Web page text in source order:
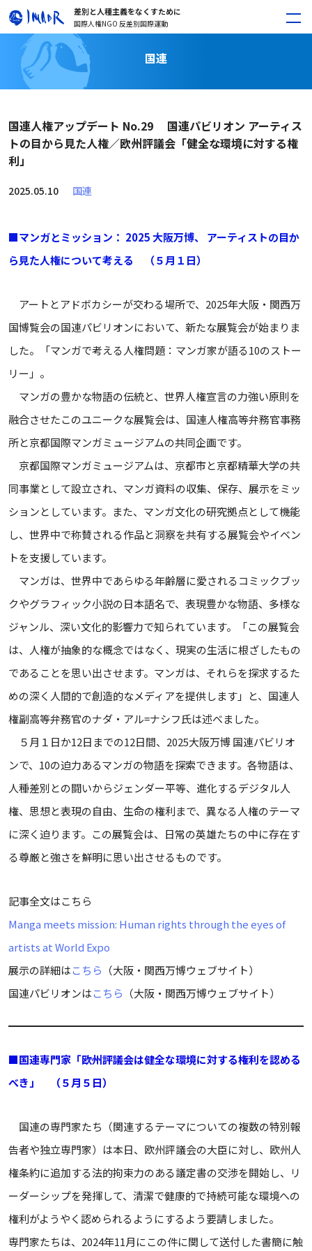
差別と人種主義をなくすために
国際人権NGO 反差別国際運動
国連
国連人権アップデート No.29 国連パビリオン アーティス
トの目から見た人権／欧州評議会「健全な環境に対する権
利」
2025.05.10 国連
■マンガとミッション： 2025 大阪万博、 アーティストの目か
ら見た人権について考える （５月１日）
アートとアドボカシーが交わる場所で、2025年大阪・関西万
国博覧会の国連パビリオンにおいて、新たな展覧会が始まりま
した。「マンガで考える人権問題：マンガ家が語る10のストー
リー」。
マンガの豊かな物語の伝統と、世界人権宣言の力強い原則を
融合させたこのユニークな展覧会は、国連人権高等弁務官事務
所と京都国際マンガミュージアムの共同企画です。
京都国際マンガミュージアムは、京都市と京都精華大学の共
同事業として設立され、マンガ資料の収集、保存、展示をミッ
ションとしています。また、マンガ文化の研究拠点として機能
し、世界中で称賛される作品と洞察を共有する展覧会やイベン
トを支援しています。
マンガは、世界中であらゆる年齢層に愛されるコミックブッ
クやグラフィック小説の日本語名で、表現豊かな物語、多様な
ジャンル、深い文化的影響力で知られています。「この展覧会
は、人権が抽象的な概念ではなく、現実の生活に根ざしたもの
であることを思い出させます。マンガは、それらを探求するた
めの深く人間的で創造的なメディアを提供します」と、国連人
権副高等弁務官のナダ・アル=ナシフ氏は述べました。
５月１日か12日までの12日間、2025大阪万博 国連パビリオ
ンで、10の迫力あるマンガの物語を探索できます。各物語は、
人種差別との闘いからジェンダー平等、進化するデジタル人
権、思想と表現の自由、生命の権利まで、異なる人権のテーマ
に深く迫ります。この展覧会は、日常の英雄たちの中に存在す
る尊厳と強さを鮮明に思い出させるものです。
記事全文はこちら
Manga meets mission: Human rights through the eyes of
artists at World Expo
展示の詳細はこちら （大阪・関西万博ウェブサイト）
国連パビリオンはこちら （大阪・関西万博ウェブサイト）
■国連専門家「欧州評議会は健全な環境に対する権利を認める
べき」 （５月５日）
国連の専門家たち（関連するテーマについての複数の特別報
告者や独立専門家）は本日、欧州評議会の大臣に対し、欧州人
権条約に追加する法的拘束力のある議定書の交渉を開始し、リ
ーダーシップを発揮して、清潔で健康的で持続可能な環境への
権利がようやく認められるようにするよう要請しました。
専門家たちは、2024年11月にこの件に関して送付した書簡に触